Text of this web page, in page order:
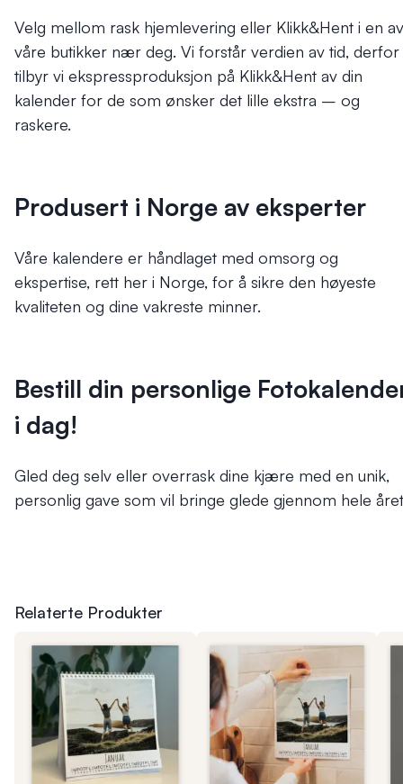
Velg mellom rask hjemlevering eller Klikk&Hent i en av
våre butikker nær deg. Vi forstår verdien av tid, derfor
tilbyr vi ekspressproduksjon på Klikk&Hent av din
kalender for de som ønsker det lille ekstra – og
raskere.
Produsert i Norge av eksperter
Våre kalendere er håndlaget med omsorg og
ekspertise, rett her i Norge, for å sikre den høyeste
kvaliteten og dine vakreste minner.
Bestill din personlige
i dag!
Gled deg selv eller overrask dine kjære med en unik,
personlig gave som vil bringe glede gjennom hele
Relaterte Produkter